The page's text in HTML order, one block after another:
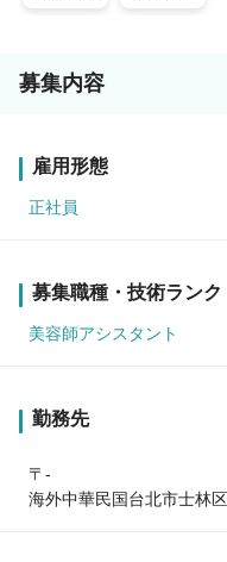
ウチの美容室
募集内容
雇用形態
正社員
募集職種・技術ランク
美容師アシスタント
勤務先
〒-
海外中華民国台北市士林